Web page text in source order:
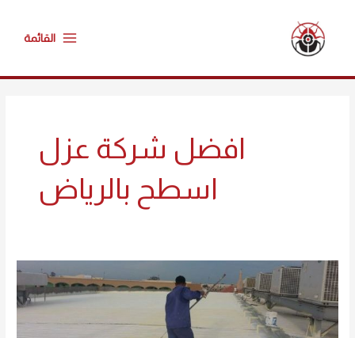
المحتوى
Menuالقائمة
افضل شركة عزل
اسطح بالرياض
شركة
عزل
فوم
بالرياض